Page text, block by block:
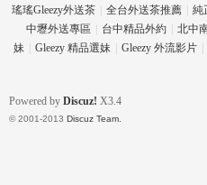
交
瑤瑤Gleezy外送茶 全台外送茶推薦 純
中壢外送專區
台中精品外約 北中
妹
Gleezy 精品選妹 Gleezy 外流影片
Powered by Discuz! X3.4
© 2001-2013 Discuz Team.